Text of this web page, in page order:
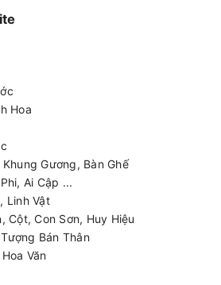
Hoa
Gương, Bàn Ghế
Ai Cập ...
Linh Vật
Cột, Con Sơn, Huy Hiệu
Bán Thân
Văn